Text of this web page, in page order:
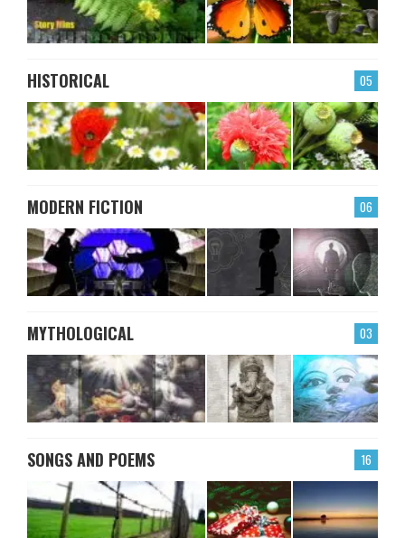
05
HISTORICAL
06
MODERN FICTION
03
MYTHOLOGICAL
16
SONGS AND POEMS